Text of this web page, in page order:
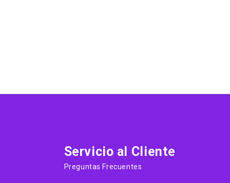
Servicio al Cliente
Preguntas Frecuentes